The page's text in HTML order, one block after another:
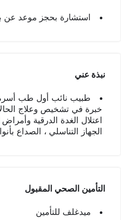
استشارة بحجز موعد عن
نبذة عني
طبيب نائب أول طب
خبرة في تشخيص وعلاج
اعتلال الغدة الدرقية
الجهاز التناسلي ، الصداع
التأمين الصحي المقبول
ميدغلف للتأمين